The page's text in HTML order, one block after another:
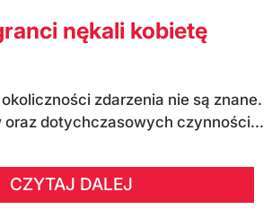
nękali kobietę
okoliczności zdarzenia nie są znane.
oraz dotychczasowych czynności...
CZYTAJ DALEJ